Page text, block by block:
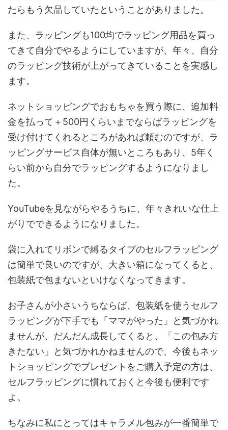
たらもう欠品していたということがありました。
また、ラッピングも100均でラッピング用品を買っ
てきて自分でやるようにしていますが、年々、自分
のラッピング技術が上がってきていることを実感し
ます。
ネットショッピングでおもちゃを買う際に、追加料
金を払って＋500円くらいまでならばラッピングを
受け付けてくれるところがあれば頼むのですが、ラ
ッピングサービス自体が無いところもあり、5年く
らい前から自分でラッピングするようになりまし
た。
YouTubeを見ながらやるうちに、年々きれいな仕上
がりでできるようになりました。
袋に入れてリボンで縛るタイプのセルフラッピング
は簡単で良いのですが、大きい箱になってくると、
包装紙で包まないといけなくなってきます。
お子さんが小さいうちならば、包装紙を使うセルフ
ラッピングが下手でも「ママがやった」と気づかれ
ませんが、だんだん成長してくると、「この包み方
きたない」と気づかれかねませんので、今後もネッ
トショッピングでプレゼントをご購入予定の方は、
セルフラッピングに慣れておくと今後も便利です
よ。
ちなみに私にとってはキャラメル包みが一番簡単で